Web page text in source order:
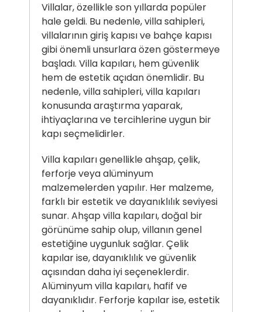
Villalar, özellikle son yıllarda popüler
hale geldi. Bu nedenle, villa sahipleri,
villalarının giriş kapısı ve bahçe kapısı
gibi önemli unsurlara özen göstermeye
başladı. Villa kapıları, hem güvenlik
hem de estetik açıdan önemlidir. Bu
nedenle, villa sahipleri, villa kapıları
konusunda araştırma yaparak,
ihtiyaçlarına ve tercihlerine uygun bir
kapı seçmelidirler.
Villa kapıları genellikle ahşap, çelik,
ferforje veya alüminyum
malzemelerden yapılır. Her malzeme,
farklı bir estetik ve dayanıklılık seviyesi
sunar. Ahşap villa kapıları, doğal bir
görünüme sahip olup, villanın genel
estetiğine uygunluk sağlar. Çelik
kapılar ise, dayanıklılık ve güvenlik
açısından daha iyi seçeneklerdir.
Alüminyum villa kapıları, hafif ve
dayanıklıdır. Ferforje kapılar ise, estetik